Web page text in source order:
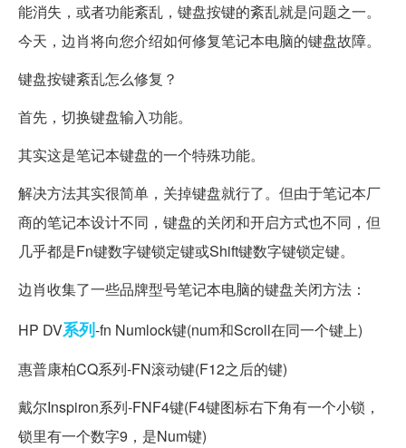
能消失，或者功能紊乱，键盘按键的紊乱就是问题之一。
今天，边肖将向您介绍如何修复笔记本电脑的键盘故障。
键盘按键紊乱怎么修复？
首先，切换键盘输入功能。
其实这是笔记本键盘的一个特殊功能。
解决方法其实很简单，关掉键盘就行了。但由于笔记本厂
商的笔记本设计不同，键盘的关闭和开启方式也不同，但
几乎都是Fn键数字键锁定键或Shift键数字键锁定键。
边肖收集了一些品牌型号笔记本电脑的键盘关闭方法：
HP DV系列-fn Numlock键(num和Scroll在同一个键上)
惠普康柏CQ系列-FN滚动键(F12之后的键)
戴尔Inspiron系列-FNF4键(F4键图标右下角有一个小锁，
锁里有一个数字9，是Num键)